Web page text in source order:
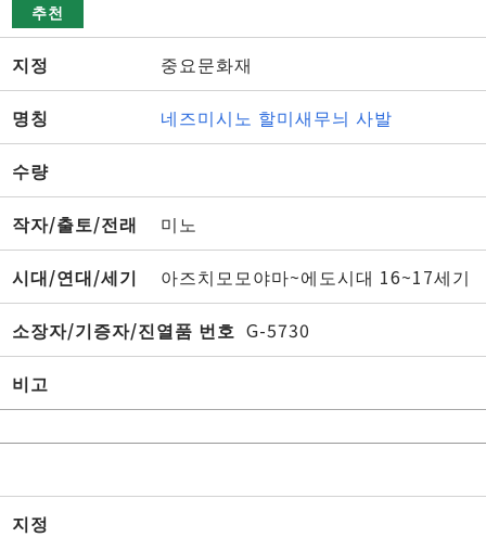
추천
지정 중요문화재
명칭 네즈미시노 할미새무늬 사발
수량
작자/출토/전래 미노
시대/연대/세기 아즈치모모야마~에도시대 16~17세기
소장자/기증자/진열품 번호 G-5730
비고
지정